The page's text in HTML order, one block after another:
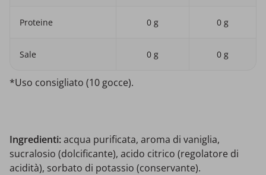
Proteine 0 g 0 g
Sale 0 g 0 g
*Uso consigliato (10 gocce).
Ingredienti:acqua purificata, aroma di vaniglia,
sucralosio (dolcificante), acido citrico (regolatore di
acidità), sorbato di potassio (conservante).